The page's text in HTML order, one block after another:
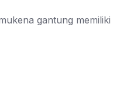
gantung memiliki